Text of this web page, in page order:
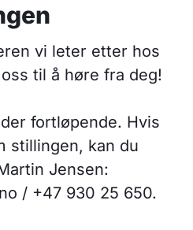
vi leter etter hos
til å høre fra deg!
fortløpende. Hvis
stillingen, kan du
Jensen:
/ +47 930 25 650.